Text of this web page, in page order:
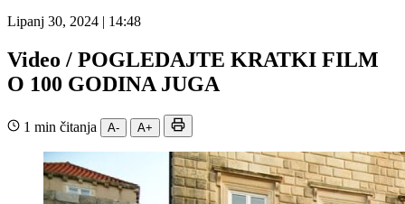
Lipanj 30, 2024 | 14:48
Video / POGLEDAJTE KRATKI FILM
O 100 GODINA JUGA
1 min čitanja A- A+